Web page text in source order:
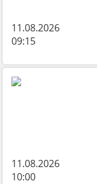
11.08.2026
09:15
11.08.2026
10:00